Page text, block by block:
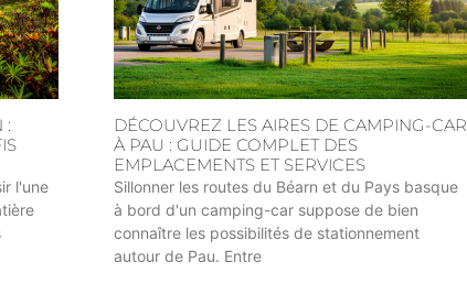
:
l'une
DÉCOUVREZ LES AIRES DE CAMPING-CAR
À PAU : GUIDE COMPLET DES
EMPLACEMENTS ET SERVICES
Sillonner les routes du Béarn et du Pays basque
à bord d'un camping-car suppose de bien
connaître les possibilités de stationnement
autour de Pau. Entre